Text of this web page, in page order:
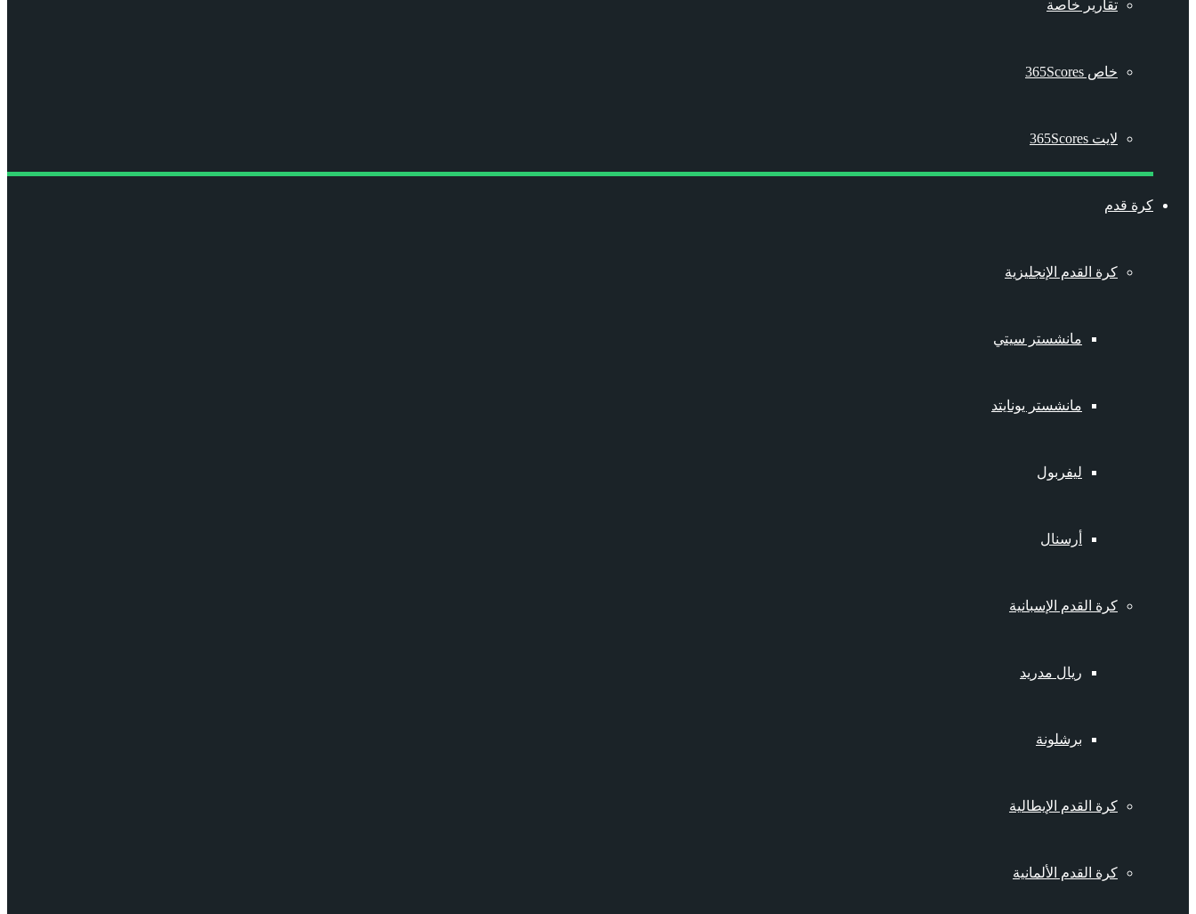
تقارير خاصة
خاص 365Scores
لايت 365Scores
كرة قدم
كرة القدم الإنجليزية
مانشستر سيتي
مانشستر يونايتد
ليفربول
أرسنال
كرة القدم الإسبانية
ريال مدريد
برشلونة
كرة القدم الإيطالية
كرة القدم الألمانية